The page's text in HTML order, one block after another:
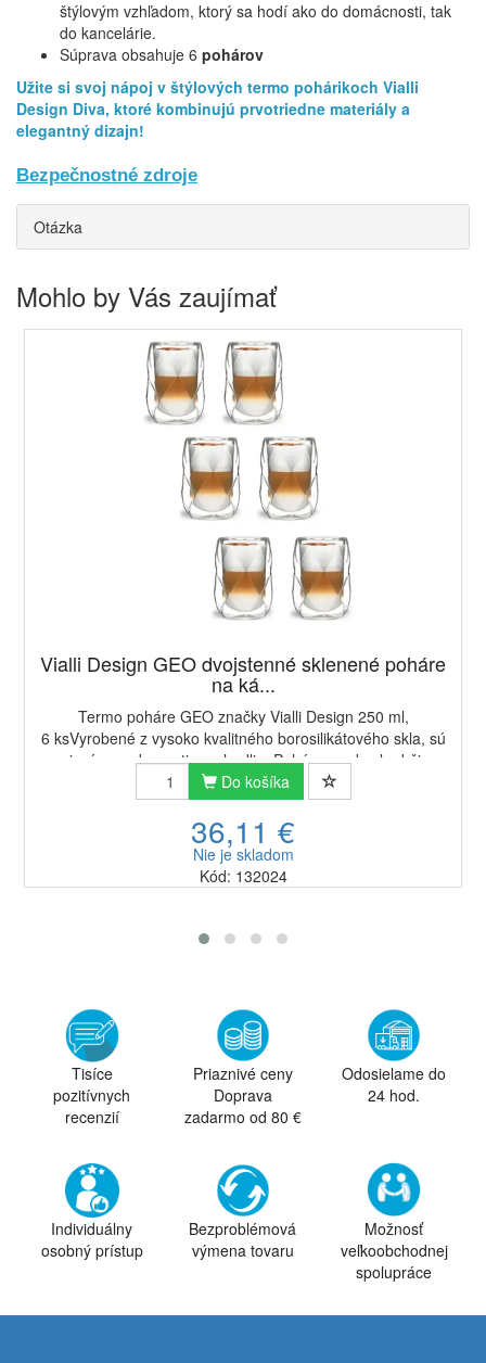
štýlovým vzhľadom, ktorý sa hodí ako do domácnosti, tak
do kancelárie.
Súprava obsahuje 6 pohárov
Užite si svoj nápoj v štýlových termo pohárikoch Vialli
Design Diva, ktoré kombinujú prvotriedne materiály a
elegantný dizajn!
Bezpečnostné zdroje
Otázka
Mohlo by Vás zaujímať
Vialli Design GEO dvojstenné sklenené poháre
na ká...
Termo poháre GEO značky Vialli Design 250 ml,
6 ksVyrobené z vysoko kvalitného borosilikátového skla, sú
spojením modernosti a pohodlia. Poháre sa skvele držia v
ruke a geometrický vzor im dodáva indi...
Do košíka
36,11 €
Nie je skladom
Kód: 132024
Tisíce
pozitívnych
recenzií
Priaznivé ceny
Doprava
zadarmo od 80 €
Odosielame do
24 hod.
Individuálny
osobný prístup
Bezproblémová
výmena tovaru
Možnosť
veľkoobchodnej
spolupráce